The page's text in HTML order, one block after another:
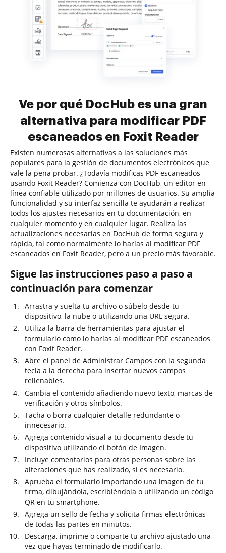
Ve por qué DocHub es una gran
alternativa para modificar PDF
escaneados en Foxit Reader
Existen numerosas alternativas a las soluciones más
populares para la gestión de documentos electrónicos que
vale la pena probar. ¿Todavía modificas PDF escaneados
usando Foxit Reader? Comienza con DocHub, un editor en
línea confiable utilizado por millones de usuarios. Su amplia
funcionalidad y su interfaz sencilla te ayudarán a realizar
todos los ajustes necesarios en tu documentación, en
cualquier momento y en cualquier lugar. Realiza las
actualizaciones necesarias en DocHub de forma segura y
rápida, tal como normalmente lo harías al modificar PDF
escaneados en Foxit Reader, pero a un precio más favorable.
Sigue las instrucciones paso a paso a
continuación para comenzar
Arrastra y suelta tu archivo o súbelo desde tu
dispositivo, la nube o utilizando una URL segura.
Utiliza la barra de herramientas para ajustar el
formulario como lo harías al modificar PDF escaneados
con Foxit Reader.
Abre el panel de Administrar Campos con la segunda
tecla a la derecha para insertar nuevos campos
rellenables.
Cambia el contenido añadiendo nuevo texto, marcas de
verificación y otros símbolos.
Tacha o borra cualquier detalle redundante o
innecesario.
Agrega contenido visual a tu documento desde tu
dispositivo utilizando el botón de Imagen.
Incluye comentarios para otras personas sobre las
alteraciones que has realizado, si es necesario.
Aprueba el formulario importando una imagen de tu
firma, dibujándola, escribiéndola o utilizando un código
QR en tu smartphone.
Agrega un sello de fecha y solicita firmas electrónicas
de todas las partes en minutos.
Descarga, imprime o comparte tu archivo ajustado una
vez que hayas terminado de modificarlo.